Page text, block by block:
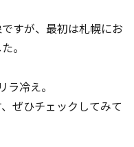
すが、最初は札幌にお
。
冷え。
ぜひチェックしてみて